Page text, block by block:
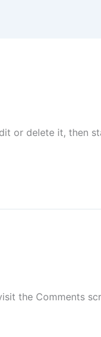
or delete it, then
the Comments